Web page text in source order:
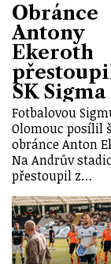
Obránce
Antony
Ekeroth
SK Sigma
Fotbalovou
Olomouc posílil
obránce Anton
Na Andrův
přestoupil z…